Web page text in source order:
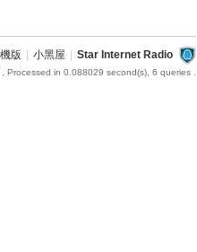
版 小黑屋 Star Internet Radio
, Processed in 0.088029 second(s), 6 queries .